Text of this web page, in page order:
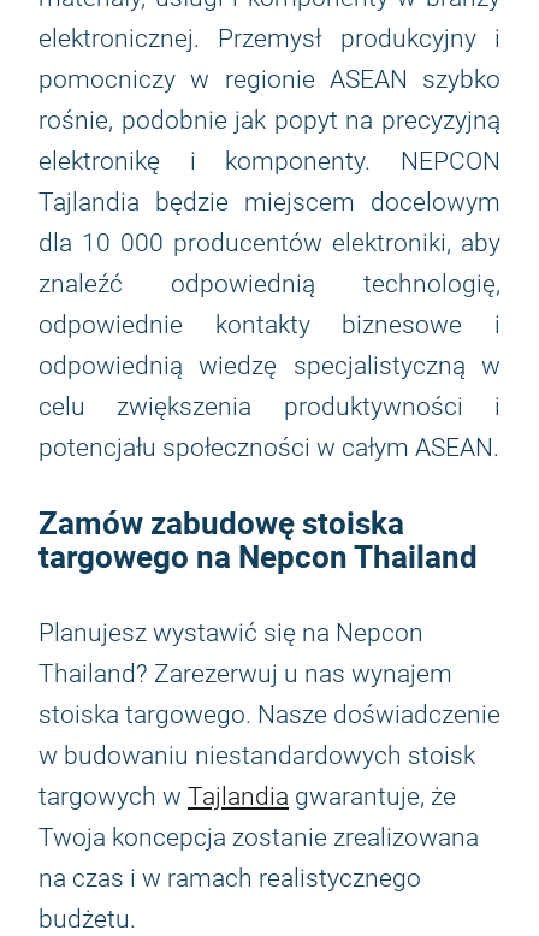
elektronicznej. Przemysł produkcyjny i
pomocniczy w regionie ASEAN szybko
rośnie, podobnie jak popyt na precyzyjną
elektronikę i komponenty. NEPCON
Tajlandia będzie miejscem docelowym
dla 10 000 producentów elektroniki, aby
znaleźć odpowiednią technologię,
odpowiednie kontakty biznesowe i
odpowiednią wiedzę specjalistyczną w
celu zwiększenia produktywności i
potencjału społeczności w całym ASEAN.
Zamów zabudowę stoiska
targowego na Nepcon Thailand
Planujesz wystawić się na Nepcon
Thailand? Zarezerwuj u nas wynajem
stoiska targowego. Nasze doświadczenie
w budowaniu niestandardowych stoisk
targowych w Tajlandia gwarantuje, że
Twoja koncepcja zostanie zrealizowana
na czas i w ramach realistycznego
budżetu.